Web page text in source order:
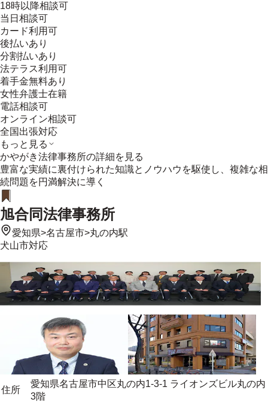
18時以降相談可
当日相談可
カード利用可
後払いあり
分割払いあり
法テラス利用可
着手金無料あり
女性弁護士在籍
電話相談可
オンライン相談可
全国出張対応
もっと見る
かやがき法律事務所の詳細を見る
豊富な実績に裏付けられた知識とノウハウを駆使し、複雑な相
続問題を円満解決に導く
旭合同法律事務所
愛知県>名古屋市>丸の内駅
犬山市対応
住所
愛知県名古屋市中区丸の内1-3-1 ライオンズビル丸の内
3階